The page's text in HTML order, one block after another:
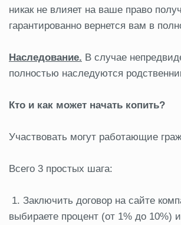
никак не влияет на ваше право
гарантированно вернется вам в
Наследование. В случае
полностью наследуются
Кто и как может начать копить?
Участвовать могут работающие
Всего 3 простых шага:
1. Заключить договор на сайте
выбираете процент (от 1% до 10%)